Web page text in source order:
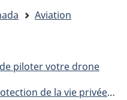
Aviation
piloter votre drone
à l’intention des utilisateurs de drones